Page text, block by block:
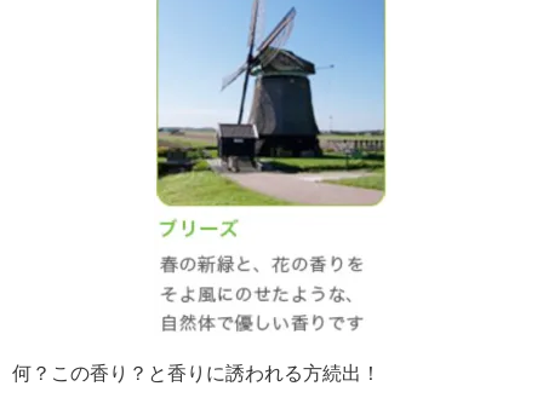
何？この香り？と香りに誘われる方続出！